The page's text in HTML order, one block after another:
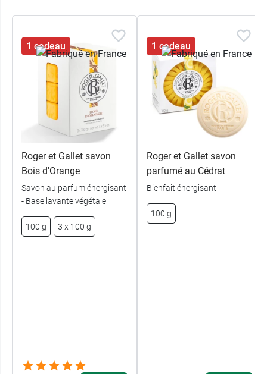
1 cadeau
Roger et Gallet savon
Bois d'Orange
Savon au parfum énergisant
- Base lavante végétale
100 g 3 x 100 g
1 cadeau
Roger et Gallet savon
parfumé au Cédrat
Bienfait énergisant
100 g